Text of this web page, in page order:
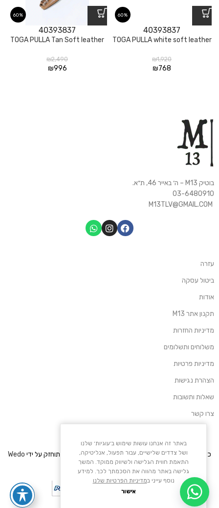
60%
37
38
39
40
TOGA PULLA white soft leather
₪1,920
₪768
60%
37
38
39
40
TOGA PULLA Tan Soft leather
₪2,490
₪996
בוטיק M13 – ה׳ באייר 46, ת״א.
03-6480910
עזרה
ביטול עסקה
אודות
תקנון אתר M13
מדיניות החזרות
משלוחים ותשלומים
מדיניות פרטיות
הצהרת נגישות
שאלות ותשובות
צרו קשר
כל הזכויות שמורות – M13. פותח על ידי Media Maven . מתוחזק על ידי Wedo
Solutions
באתר זה אנחנו עושות שימוש ב׳עוגיות׳ שלנו
ושל צדדים שלישיים, עבור תפעול, אנליטיקה,
התאמת חווית הגלישה ולשיווק ממוקד. המשך
גלישה באתר מהווה את הסכמתך לכך. למידע
נוסף עייני במדיניות הפרטיות שלנו
אישור